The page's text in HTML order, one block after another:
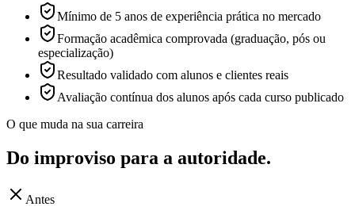
Mínimo de 5 anos de experiência prática no mercado
Formação acadêmica comprovada (graduação, pós ou
especialização)
Resultado validado com alunos e clientes reais
Avaliação contínua dos alunos após cada curso publicado
O que muda na sua carreira
Do improviso para a autoridade.
Antes